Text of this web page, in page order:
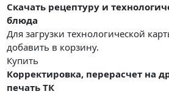
Скачать рецептуру и
блюда
Для загрузки технологической
добавить в корзину.
Купить
Корректировка, перерасчет на
печать ТК